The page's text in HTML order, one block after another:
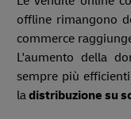
offline rimangono
commerce
L'aumento della
sempre più
ladistribuzione su